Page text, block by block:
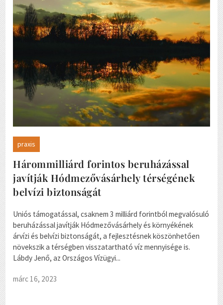
praxis
Hárommilliárd forintos beruházással
javítják Hódmezővásárhely térségének
belvízi biztonságát
Uniós támogatással, csaknem 3 milliárd forintból megvalósuló
beruházással javítják Hódmezővásárhely és környékének
árvízi és belvízi biztonságát, a fejlesztésnek köszönhetően
növekszik a térségben visszatartható víz mennyisége is.
Lábdy Jenő, az Országos Vízügyi...
márc 16, 2023